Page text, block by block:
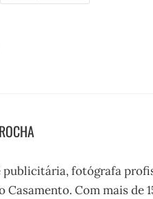
publicitária, fotógrafa
Casamento. Com mais de